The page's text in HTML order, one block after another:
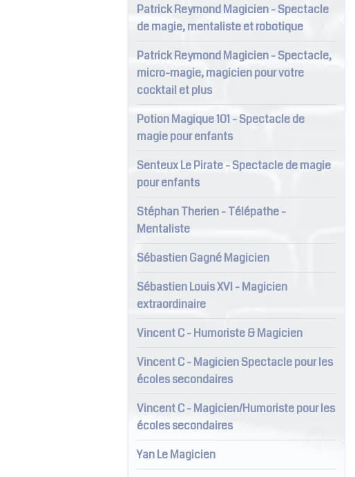
Patrick Reymond Magicien - Spectacle
de magie, mentaliste et robotique
Patrick Reymond Magicien - Spectacle,
micro-magie, magicien pour votre
cocktail et plus
Potion Magique 101 - Spectacle de
magie pour enfants
Senteux Le Pirate - Spectacle de magie
pour enfants
Stéphan Therien - Télépathe -
Mentaliste
Sébastien Gagné Magicien
Sébastien Louis XVI - Magicien
extraordinaire
Vincent C - Humoriste & Magicien
Vincent C - Magicien Spectacle pour les
écoles secondaires
Vincent C - Magicien/Humoriste pour les
écoles secondaires
Yan Le Magicien